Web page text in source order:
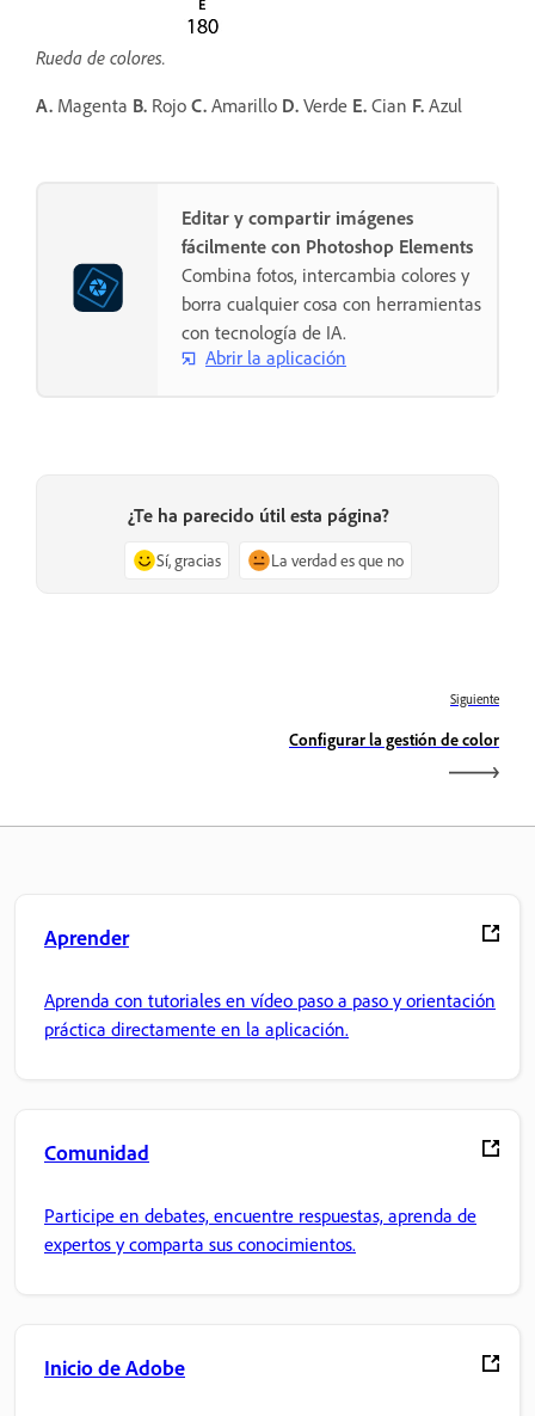
Rueda de colores.
A. Magenta B. Rojo C. Amarillo D. Verde E. Cian F. Azul
Editar y compartir imágenes
fácilmente con Photoshop Elements
Combina fotos, intercambia colores y
borra cualquier cosa con herramientas
con tecnología de IA.
Abrir la aplicación
¿Te ha parecido útil esta página?
Sí, gracias La verdad es que no
Siguiente
Configurar la gestión de color
Aprender
Aprenda con tutoriales en vídeo paso a paso y orientación
práctica directamente en la aplicación.
Comunidad
Participe en debates, encuentre respuestas, aprenda de
expertos y comparta sus conocimientos.
Inicio de Adobe